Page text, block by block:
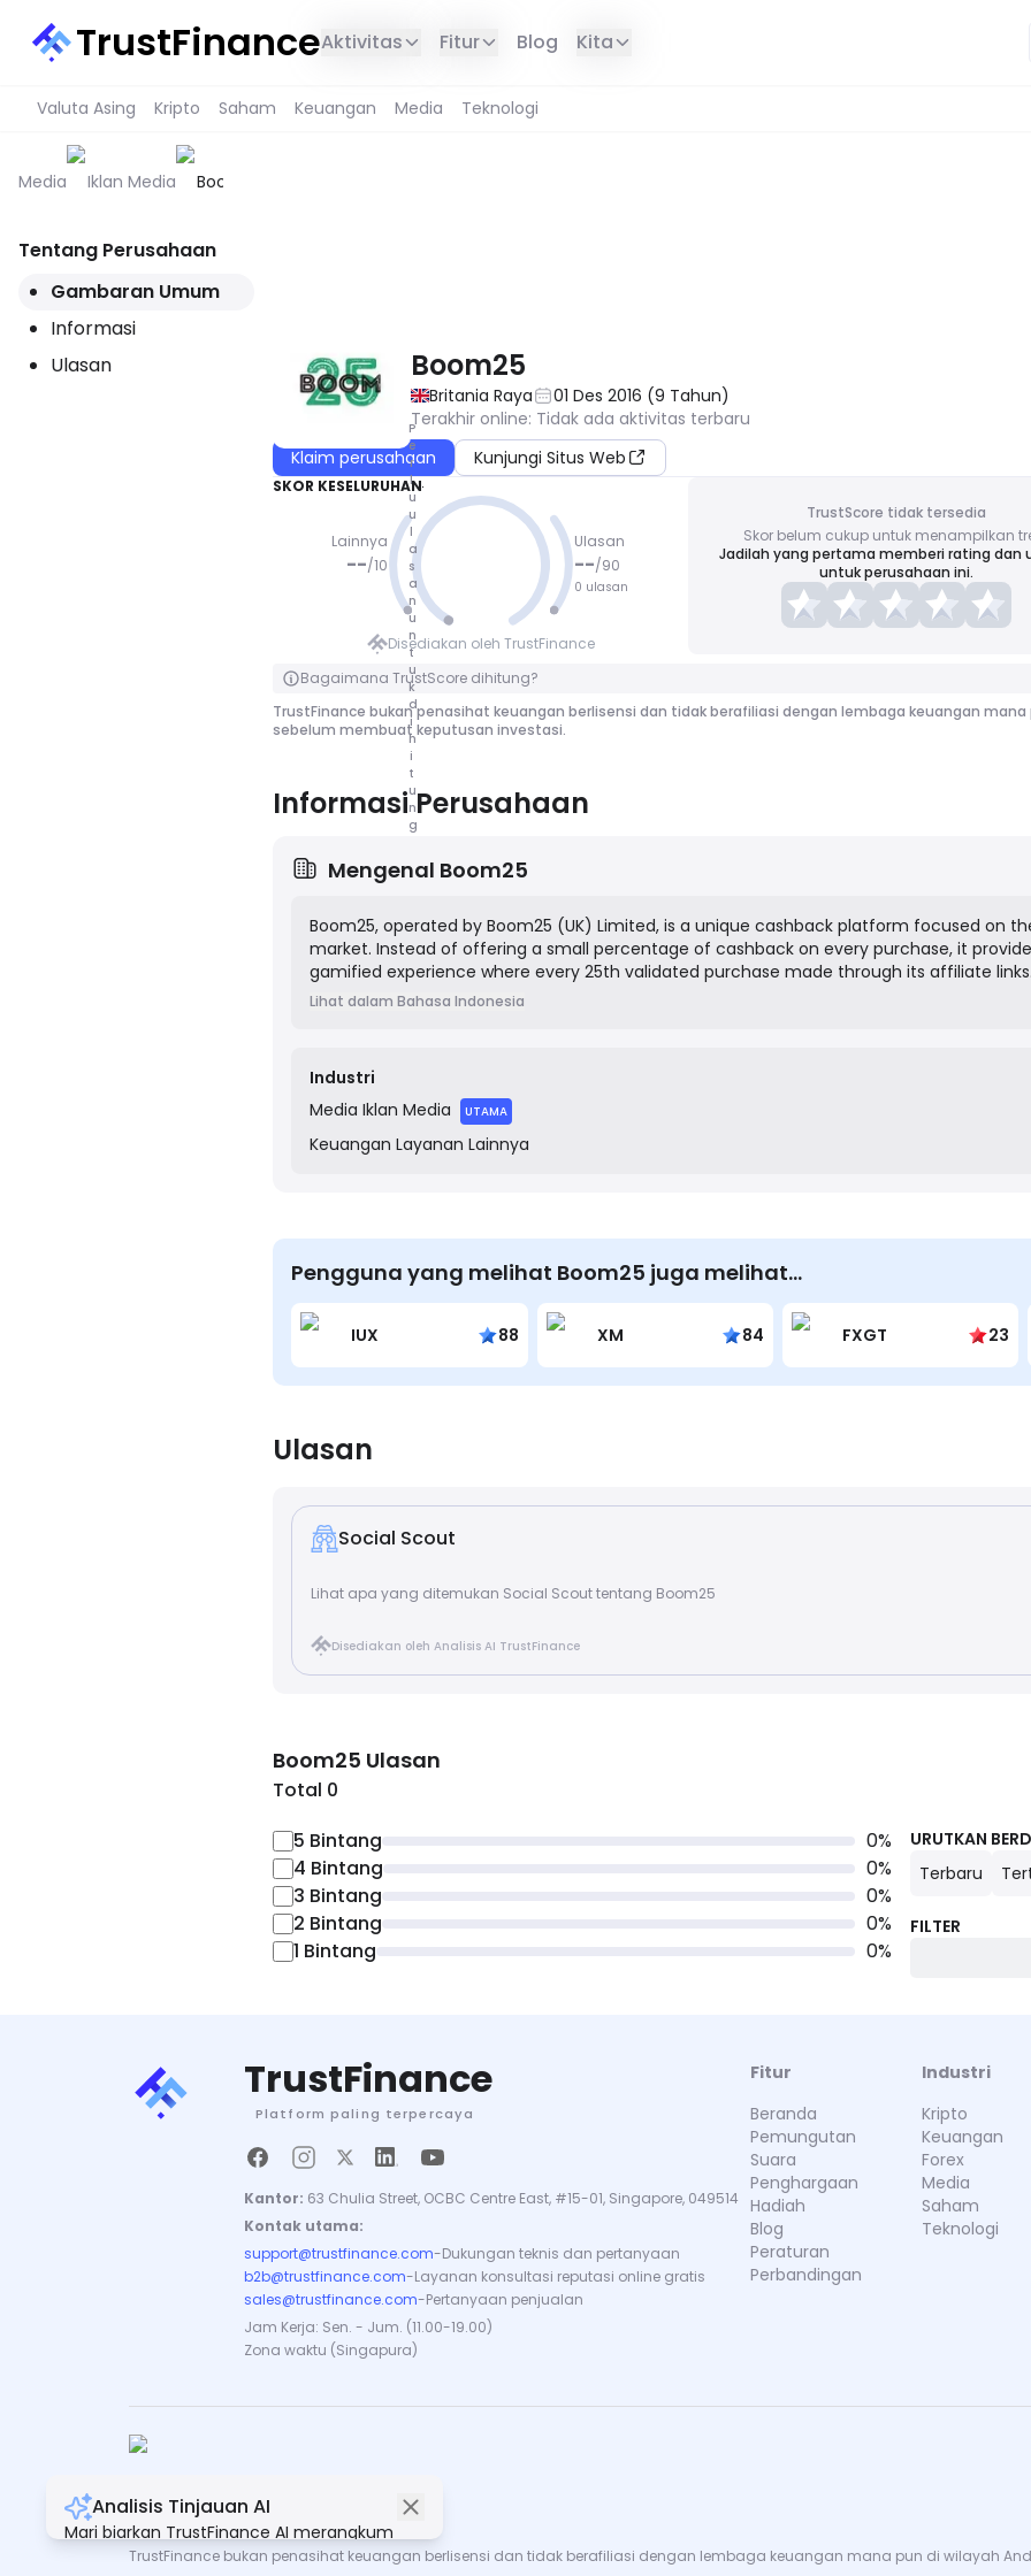
TrustFinanceAktivitas Fitur Blog Kita
Valuta Asing Kripto Saham Keuangan Media Teknologi
Media Iklan Media Boom25
Tentang Perusahaan
Gambaran Umum
Informasi
Ulasan
Boom25
Britania Raya 01 Des 2016 (9 Tahun)
Terakhir online: Tidak ada aktivitas terbaru
Klaim perusahaan
Kunjungi Situs Web
SKOR KESELURUHAN
Lainnya
--/10
P
e
r
l
u
u
l
a
s
a
n
u
n
t
u
k
d
i
h
i
t
u
n
g
TIDAK NIL
AI
Klik untuk membalik
Ulasan
--/90
0 ulasan
Disediakan oleh TrustFinance
TrustScore tidak tersedia
Skor belum cukup untuk menampilkan
Jadilah yang pertama memberi rating dan
untuk perusahaan ini.
Bagaimana TrustScore dihitung?
TrustFinance bukan penasihat keuangan berlisensi dan tidak berafiliasi dengan lembaga keuangan
sebelum membuat keputusan investasi.
Informasi Perusahaan
Mengenal Boom25
Boom25, operated by Boom25 (UK) Limited, is a unique cashback platform focused on
market. Instead of offering a small percentage of cashback on every purchase, it
gamified experience where every 25th validated purchase made through its affiliate links
results in a full 100% refund for the shopper. The company partners with hundreds of major
for free, Boom25 aims to make online shopping more exciting.
Lihat dalam Bahasa Indonesia
Industri
Media Iklan Media UTAMA
Keuangan Layanan Lainnya
Pengguna yang melihat Boom25 juga melihat…
IUX 88 XM 84 FXGT 23
Ulasan
Social Scout
Lihat apa yang ditemukan Social Scout tentang Boom25
Disediakan oleh Analisis AI TrustFinance
Boom25 Ulasan
Total 0
5 Bintang 0%
4 Bintang 0%
3 Bintang 0%
2 Bintang 0%
1 Bintang 0%
URUTKAN
Terbaru
FILTER
Analisis Tinjauan AI
Mari biarkan TrustFinance AI merangkum
semua ulasan untuk Anda.
TrustFinance
Platform paling terpercaya
Kantor: 63 Chulia Street, OCBC Centre East, #15-01, Singapore, 049514
Kontak utama:
support@trustfinance.com-Dukungan teknis dan pertanyaan
b2b@trustfinance.com-Layanan konsultasi reputasi online gratis
sales@trustfinance.com-Pertanyaan penjualan
Jam Kerja: Sen. - Jum. (11.00-19.00)
Zona waktu (Singapura)
Fitur
Beranda
Pemungutan
Suara
Penghargaan
Hadiah
Blog
Peraturan
Perbandingan
Industri
Kripto
Keuangan
Forex
Media
Saham
Teknologi
Hak Cipta © TrustFinance 2026 | V.2.0
TrustFinance bukan penasihat keuangan berlisensi dan tidak berafiliasi dengan lembaga keuangan mana pun di wilayah